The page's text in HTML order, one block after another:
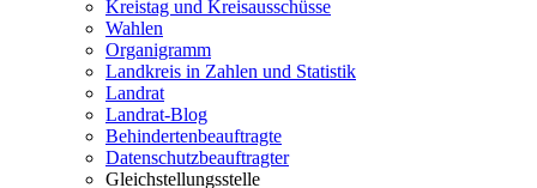
Kreistag und Kreisausschüsse
Wahlen
Organigramm
Landkreis in Zahlen und Statistik
Landrat
Landrat-Blog
Behindertenbeauftragte
Datenschutzbeauftragter
Gleichstellungsstelle